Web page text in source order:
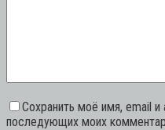
Сохранить моё имя, email
последующих моих